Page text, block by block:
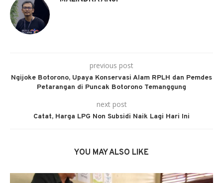
previous post
Ngijoke Botorono, Upaya Konservasi Alam RPLH dan Pemdes
Petarangan di Puncak Botorono Temanggung
next post
Catat, Harga LPG Non Subsidi Naik Lagi Hari Ini
YOU MAY ALSO LIKE